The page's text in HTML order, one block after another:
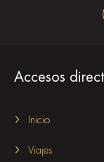
Accesos
Inicio
Viajes